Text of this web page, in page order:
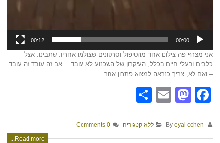
00:00
00:12
אני מצרף פה צילום אחד מהטיפול וסרטונים שצולמו אחריו, שתבינו, אצל
כלבים ובעלי חיים בכלל, העיקרון של השכנוע לא עובד… אם זה עובד זה עובד
– ואם לא, צריך כנראה למצוא פתרון אחר.
Facebook
Mastodon
Email
eyal cohen ללא קטגוריה 0 Comments
Read more...